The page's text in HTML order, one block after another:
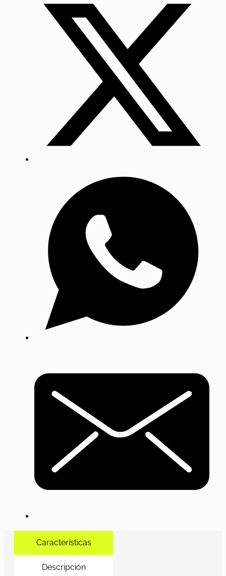
Características
Descripción